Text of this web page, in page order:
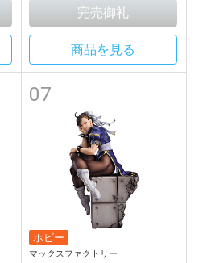
商品を見る
07
ホビー
マックスファクトリー